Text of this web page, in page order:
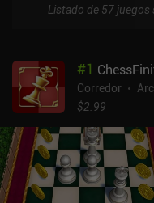
Listado de 57 juegos
#1
Corredor
$2.99